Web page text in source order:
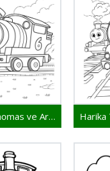
Güzel Thomas ve Arkadaşları